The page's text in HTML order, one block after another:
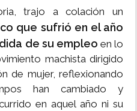
trajo a colación un
que sufrió en el año
de su empleo en lo
machista dirigido
de mujer, reflexionando
han cambiado y
en aquel año ni su